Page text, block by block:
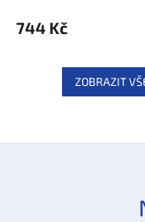
744 Kč
ZOBRAZIT